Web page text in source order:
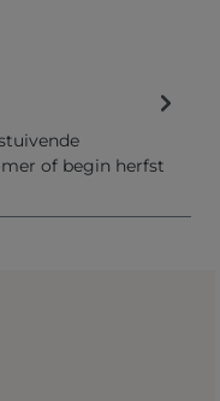
voorraad
of begin herfst